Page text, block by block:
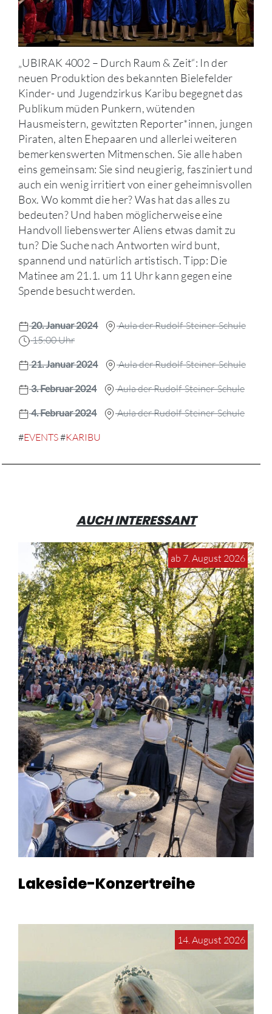
„UBIRAK 4002 – Durch Raum & Zeit“: In der
neuen Produktion des bekannten Bielefelder
Kinder- und Jugendzirkus Karibu begegnet das
Publikum müden Punkern, wütenden
Hausmeistern, gewitzten Reporter*innen, jungen
Piraten, alten Ehepaaren und allerlei weiteren
bemerkenswerten Mitmenschen. Sie alle haben
eins gemeinsam: Sie sind neugierig, fasziniert und
auch ein wenig irritiert von einer geheimnisvollen
Box. Wo kommt die her? Was hat das alles zu
bedeuten? Und haben möglicherweise eine
Handvoll liebenswerter Aliens etwas damit zu
tun? Die Suche nach Antworten wird bunt,
spannend und natürlich artistisch. Tipp: Die
Matinee am 21.1. um 11 Uhr kann gegen eine
Spende besucht werden.
20. Januar 2024
Aula der Rudolf-Steiner-Schule
15:00 Uhr
21. Januar 2024 Aula der Rudolf-Steiner-Schule
3. Februar 2024 Aula der Rudolf-Steiner-Schule
4. Februar 2024 Aula der Rudolf-Steiner-Schule
#EVENTS#KARIBU
AUCH INTERESSANT
ab 7. August 2026
Lakeside-Konzertreihe
14. August 2026